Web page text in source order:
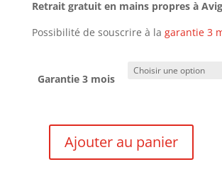
Retrait gratuit en mains propres à
Possibilité de souscrire à la garantie 3
Garantie 3 mois
quantitéAjouter au panier